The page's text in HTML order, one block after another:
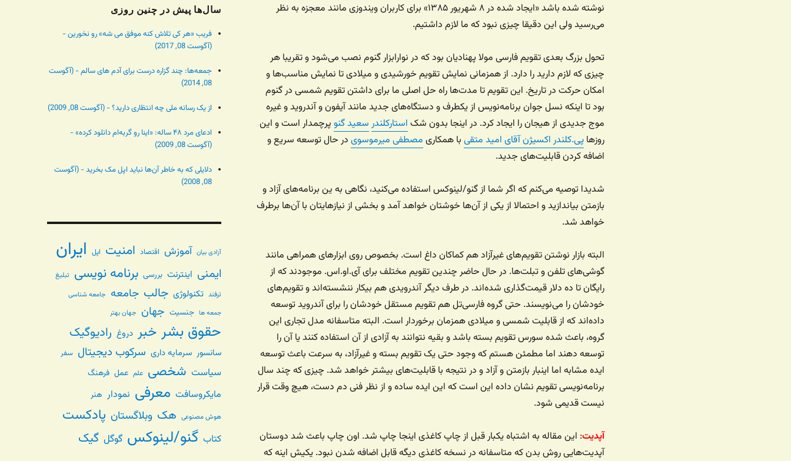
نوشته شده باشد «ایجاد شده در ۸ شهریور ۱۳۸۵» برای کاربران ویندوزی مانند معجزه به نظر
می‌رسید ولی این دقیقا چیزی نبود که ما لازم داشتیم.
تحول بزرگ بعدی تقویم فارسی مولا پهنادیان بود که در نوارابزار گنوم نصب می‌شود و تقریبا هر
چیزی که لازم دارید را دارد. از همزمانی نمایش تقویم خورشیدی و میلادی تا نمایش مناسب‌ها و
امکان حرکت در تاریخ. این تقویم تا مدت‌ها راه حل اصلی ما برای داشتن تقویم شمسی در گنوم
بود تا اینکه نسل جوان برنامه‌نویس از یکطرف و دستگاه‌های جدید مانند آیفون و آندروید و غیره
موج جدیدی از هیجان را ایجاد کرد. در اینجا بدون شک استارکلندر سعید گنوپرچمدار است و این
روزها پی.کلندر اکسیژن آقای امید متقیبا همکاری مصطفی میرموسویدر حال توسعه سریع و
اضافه کردن قابلیت‌های جدید.
شدیدا توصیه می‌کنم که اگر شما از گنو/لینوکس استفاده می‌کنید، نگاهی به ین برنامه‌های آزاد و
بازمتن بیاندازید و احتمالا از یکی از آن‌ها خوشتان خواهد آمد و بخشی از نیازهایتان با آن‌ها برطرف
خواهد شد.
البته بازار نوشتن تقویم‌های غیرآزاد هم کماکان داغ است. بخصوص روی ابزارهای همراهی مانند
گوشی‌های تلفن و تبلت‌ها. در حال حاضر چندین تقویم مختلف برای آی.او.اس. موجودند که از
رایگان تا ده دلار قیمت‌گذاری شده‌اند. در طرف دیگر آندرویدی هم بیکار ننشسته‌اند و تقویم‌های
خودشان را می‌نویسند. حتی گروه فارسی‌تل هم تقویم مستقل خودشان را برای آندروید توسعه
داده‌اند که از قابلیت شمسی و میلادی همزمان برخوردار است. البته متاسفانه مدل تجاری این
گروه، باعث شده سورس تقویم بسته باشد و بقیه نتوانند به آزادی از آن استفاده کنند یا آن را
توسعه دهند اما مطمئن هستم که وجود حتی یک تقویم بسته و غیرآزاد، به سرعت باعث توسعه
ایده مشابه اما اینبار بازمتن و آزاد و در نتیجه با قابلیت‌های بیشتر خواهد شد. چیزی که چند سال
برنامه‌نویسی تقویم نشان داده این است که این ایده ساده و از نظر فنی دم دست، هیچ وقت قرار
نیست قدیمی شود.
آپدیت: این مقاله به اشتباه یکبار قبل از چاپ کاغذی اینجا چاپ شد. اون چاپ باعث شد دوستان
آپدیت‌هایی روش بدن که متاسفانه در نسخه کاغذی دیگه قابل اضافه شدن نبود. یکیش اینه که
سال‌ها پیش در چنین روزی
فریب «هر کی تلاش کنه موفق می شه» رو نخورین -
(آگوست 08, 2017)
جمعه‌ها: چند گزاره درست برای آدم های سالم - (آگوست
08, 2014)
از یک رسانه ملی چه انتظاری دارید؟ - (آگوست 08, 2009)
ادعای مرد ۴۸ ساله: «اینا رو گربه‌ام دانلود کرده» -
(آگوست 08, 2009)
دلایلی که به خاطر آن‌ها نباید اپل مک بخرید - (آگوست
08, 2008)
آزادی بیان آموزش اقتصاد امنیت اپل ایران
ایمنی اینترنت بررسی برنامه نویسی تبلیغ
ترفند تکنولوژی جالب جامعه جامعه شناسی
جمعه ها جنسیت جهان جهان بهتر
حقوق بشر خبر دروغ رادیوگیک
سانسور سرمایه داری سرکوب دیجیتال سفر
سیاست شخصی علم عمل فرهنگ
مایکروسافت معرفی نمودار هنر
هوش مصنوعی هک وبلاگستان پادکست
کتاب گنو/لینوکس گوگل گیک